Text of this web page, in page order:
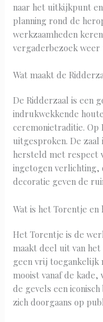
naar het uitkijkpunt
planning rond de
werkzaamheden
vergaderbezoek
Wat maakt de
De Ridderzaal is een
indrukwekkende
ceremonietraditie.
uitgesproken. De
hersteld met respect
ingetogen verlichting,
decoratie geven de
Wat is het Torentje en
Het Torentje is de
maakt deel uit van het
geen vrij toegankelijk
mooist vanaf de
de gevels een
zich doorgaans op